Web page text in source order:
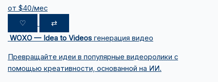
от $40/мес
♡
⇄
WOXO — Idea to Videos генерация видео
Превращайте идеи в популярные видеоролики с
помощью креативности, основанной на ИИ.